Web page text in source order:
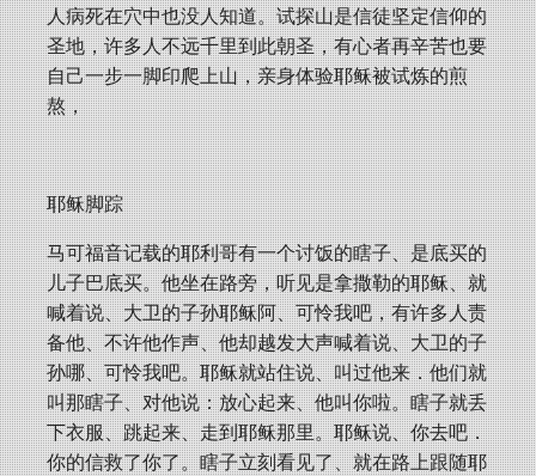
人病死在穴中也没人知道。试探山是信徒坚定信仰的
圣地，许多人不远千里到此朝圣，有心者再辛苦也要
自己一步一脚印爬上山，亲身体验耶稣被试炼的煎
熬，
耶稣脚踪
马可福音记载的耶利哥有一个讨饭的瞎子、是底买的
儿子巴底买。他坐在路旁，听见是拿撒勒的耶稣、就
喊着说、大卫的子孙耶稣阿、可怜我吧，有许多人责
备他、不许他作声、他却越发大声喊着说、大卫的子
孙哪、可怜我吧。耶稣就站住说、叫过他来．他们就
叫那瞎子、对他说：放心起来、他叫你啦。瞎子就丢
下衣服、跳起来、走到耶稣那里。耶稣说、你去吧．
你的信救了你了。瞎子立刻看见了、就在路上跟随耶